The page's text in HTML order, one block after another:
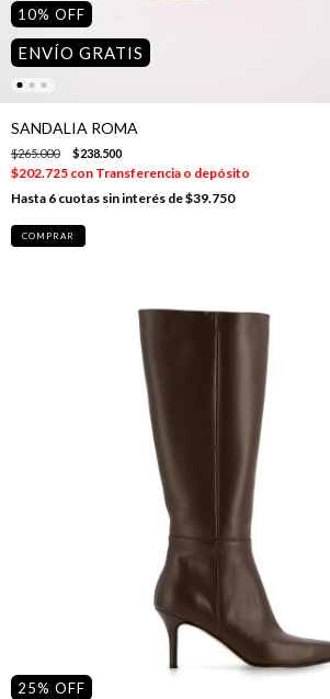
10% OFF
ENVÍO GRATIS
SANDALIA ROMA
$265.000 $238.500
$202.725 con Transferencia o depósito
6 cuotas sin interés de$39.750
COMPRAR
25% OFF